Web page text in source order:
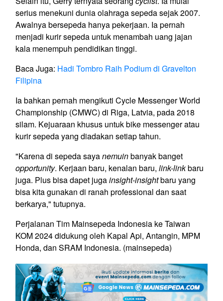
serius menekuni dunia olahraga sepeda sejak 2007.
Awalnya bersepeda hanya pekerjaan. Ia pernah
menjadi kurir sepeda untuk menambah uang jajan
kala menempuh pendidikan tinggi.
Baca Juga: Hadi Tombro Raih Podium di Gravelton
Filipina
Ia bahkan pernah mengikuti Cycle Messenger World
Championship (CMWC) di Riga, Latvia, pada 2018
silam. Kejuaraan khusus untuk bike messenger atau
kurir sepeda yang diadakan setiap tahun.
"Karena di sepeda sayanemuinbanyak banget
opportunity. Kerjaan baru, kenalan baru, link-linkbaru
juga. Plus bisa dapet jugainsight-insightbaru yang
bisa kita gunakan di ranah professional dan saat
berkarya," tutupnya.
Perjalanan Tim Mainsepeda Indonesia ke Taiwan
KOM 2024 didukung oleh Kapal Api, Antangin, MPM
Honda, dan SRAM Indonesia. (mainsepeda)